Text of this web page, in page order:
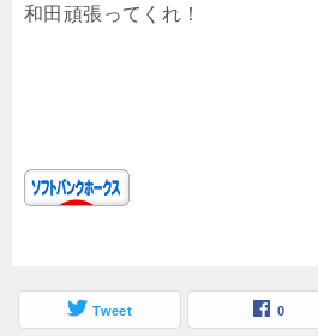
和田頑張ってくれ！
Tweet 0